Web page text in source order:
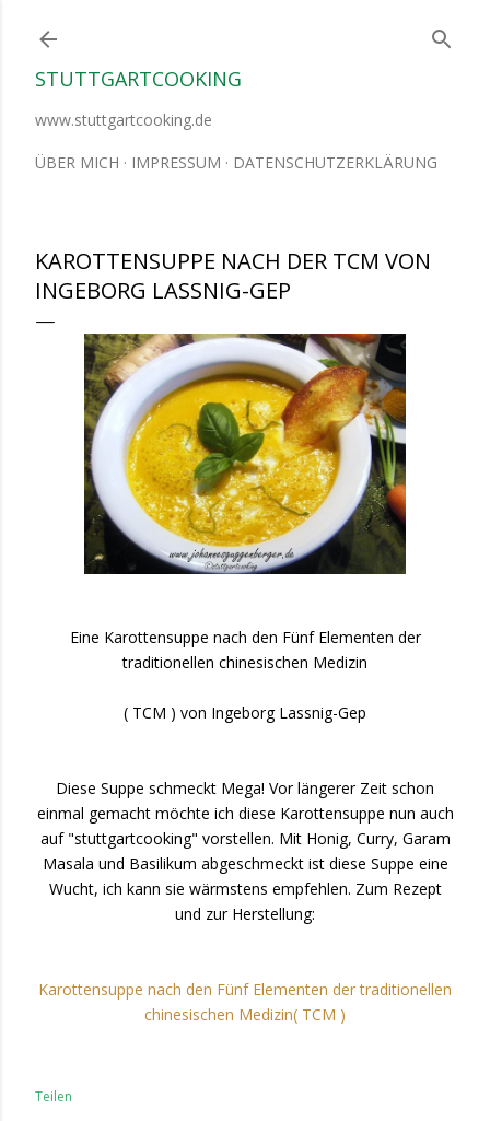
STUTTGARTCOOKING
www.stuttgartcooking.de
ÜBER MICH IMPRESSUM DATENSCHUTZERKLÄRUNG
KAROTTENSUPPE NACH DER TCM VON
INGEBORG LASSNIG-GEP
Eine Karottensuppe nach den Fünf Elementen der
traditionellen chinesischen Medizin
( TCM ) von Ingeborg Lassnig-Gep
Diese Suppe schmeckt Mega! Vor längerer Zeit schon
einmal gemacht möchte ich diese Karottensuppe nun auch
auf "stuttgartcooking" vorstellen. Mit Honig, Curry, Garam
Masala und Basilikum abgeschmeckt ist diese Suppe eine
Wucht, ich kann sie wärmstens empfehlen. Zum Rezept
und zur Herstellung:
Karottensuppe nach den Fünf Elementen der traditionellen
chinesischen Medizin( TCM )
Teilen